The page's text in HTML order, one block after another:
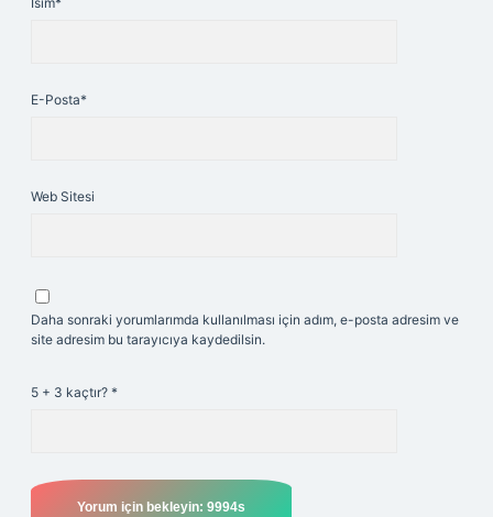
E-Posta*
Web Sitesi
Daha sonraki yorumlarımda kullanılması için adım, e-posta adresim ve
site adresim bu tarayıcıya kaydedilsin.
5 + 3 kaçtır? *